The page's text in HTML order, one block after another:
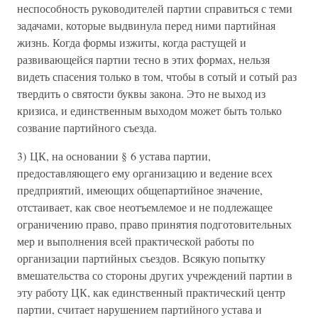
неспособность руководителей партии справиться с теми
задачами, которые выдвинула перед ними партийная
жизнь. Когда формы изжиты, когда растущей и
развивающейся партии тесно в этих формах, нельзя
видеть спасения только в том, чтобы в сотый и сотый раз
твердить о святости буквы закона. Это не выход из
кризиса, и единственным выходом может быть только
созвание партийного съезда.
3) ЦК, на основании § 6 устава партии,
предоставляющего ему организацию и ведение всех
предприятий, имеющих общепартийное значение,
отстаивает, как свое неотъемлемое и не подлежащее
ограничению право, право принятия подготовительных
мер и выполнения всей практической работы по
организации партийных съездов. Всякую попытку
вмешательства со стороны других учреждений партии в
эту работу ЦК, как единственный практический центр
партии, считает нарушением партийного устава и